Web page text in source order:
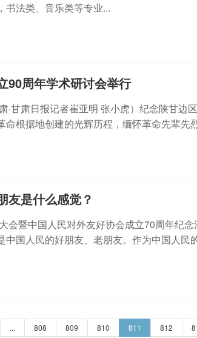
书法类、音乐类等专业...
90周年学术研讨会举行
·甘肃日报记者崔亚明 张小虎）纪念陕甘
根据地创建的光辉历程，缅怀革命先辈先
友是什么感觉？
会暨中国人民对外友好协会成立70周年纪
国人民的好朋友、老朋友。作为中国人民
... 808 809 810 811 812